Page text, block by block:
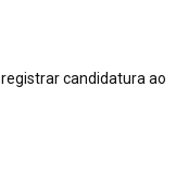
candidatura ao